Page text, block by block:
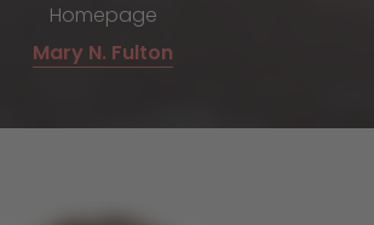
Homepage
Mary N. Fulton